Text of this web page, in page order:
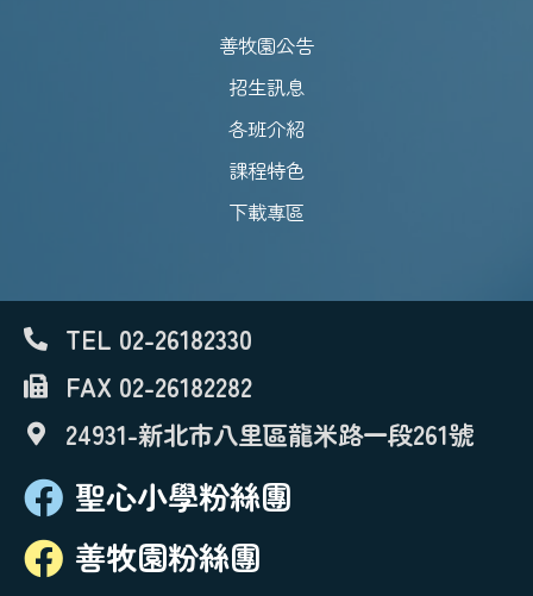
善牧園公告
招生訊息
各班介紹
課程特色
下載專區
TEL 02-26182330
FAX 02-26182282
24931-新北市八里區龍米路一段261號
聖心小學粉絲團
善牧園粉絲團